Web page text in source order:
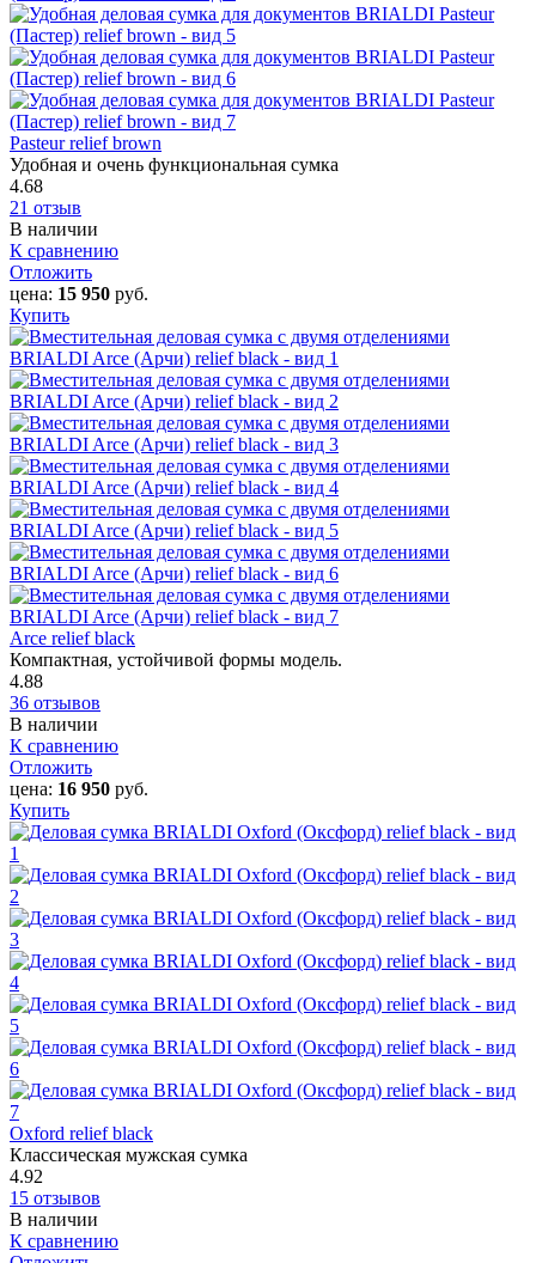
Pasteur relief brown
Удобная и очень функциональная сумка
4.68
21 отзыв
В наличии
К сравнению
Отложить
цена: 15 950 руб.
Купить
Arce relief black
Компактная, устойчивой формы модель.
4.88
36 отзывов
В наличии
К сравнению
Отложить
цена: 16 950 руб.
Купить
Oxford‎ relief black
Классическая мужская сумка
4.92
15 отзывов
В наличии
К сравнению